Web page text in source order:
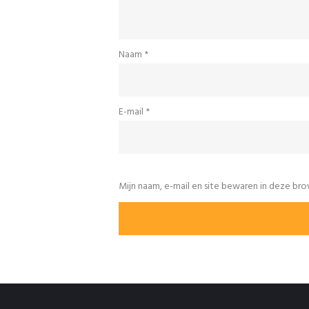
Naam *
E-mail *
Mijn naam, e-mail en site bewaren in deze